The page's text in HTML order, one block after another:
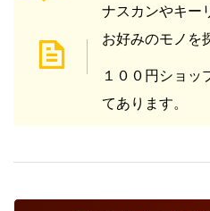
ナスカンやキー
お好みのモノを
１００円ショッ
てあります。